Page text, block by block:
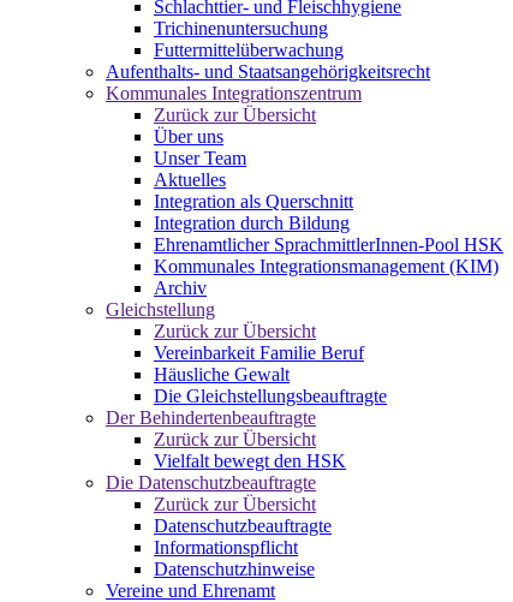
Schlachttier- und Fleischhygiene
Trichinenuntersuchung
Futtermittelüberwachung
Aufenthalts- und Staatsangehörigkeitsrecht
Kommunales Integrationszentrum
Zurück zur Übersicht
Über uns
Unser Team
Aktuelles
Integration als Querschnitt
Integration durch Bildung
Ehrenamtlicher SprachmittlerInnen-Pool HSK
Kommunales Integrationsmanagement (KIM)
Archiv
Gleichstellung
Zurück zur Übersicht
Vereinbarkeit Familie Beruf
Häusliche Gewalt
Die Gleichstellungsbeauftragte
Der Behindertenbeauftragte
Zurück zur Übersicht
Vielfalt bewegt den HSK
Die Datenschutzbeauftragte
Zurück zur Übersicht
Datenschutzbeauftragte
Informationspflicht
Datenschutzhinweise
Vereine und Ehrenamt